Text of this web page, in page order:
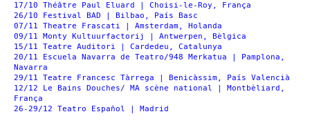
17/10 Théâtre Paul Eluard | Choisi-le-Roy, França
26/10 Festival BAD | Bilbao, País Basc
07/11 Theatre Frascati | Amsterdam, Holanda
09/11 Monty Kultuurfactorij | Antwerpen, Bèlgica
15/11 Teatre Auditori | Cardedeu, Catalunya
20/11 Escuela Navarra de Teatro/948 Merkatua | Pamplona,
Navarra
29/11 Teatre Francesc Tàrrega | Benicàssim, País Valencià
12/12 Le Bains Douches/ MA scène national | Montbèliard,
França
26-29/12 Teatro Español | Madrid